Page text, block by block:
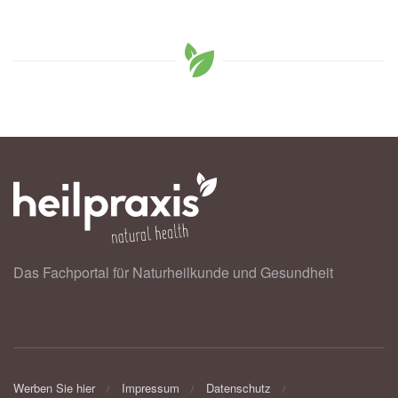
Das Fachportal für Naturheilkunde und Gesundheit
Werben Sie hier Impressum
Datenschutz